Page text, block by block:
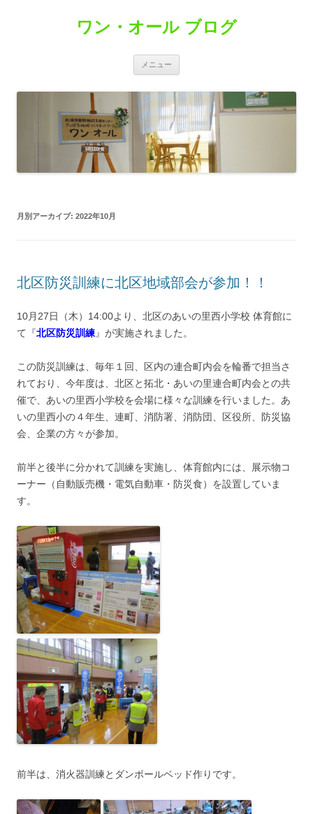
プ
ワン・オール ブログ
メニュー
月別アーカイブ: 2022年10月
北区防災訓練に北区地域部会が参加！！
10月27日（木）14:00より、北区のあいの里西小学校 体育館に
て『北区防災訓練』が実施されました。
この防災訓練は、毎年１回、区内の連合町内会を輪番で担当さ
れており、今年度は、北区と拓北・あいの里連合町内会との共
催で、あいの里西小学校を会場に様々な訓練を行いました。あ
いの里西小の４年生、連町、消防署、消防団、区役所、防災協
会、企業の方々が参加。
前半と後半に分かれて訓練を実施し、体育館内には、展示物コ
ーナー（自動販売機・電気自動車・防災食）を設置していま
す。
前半は、消火器訓練とダンボールベッド作りです。